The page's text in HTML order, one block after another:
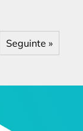
Seguinte »